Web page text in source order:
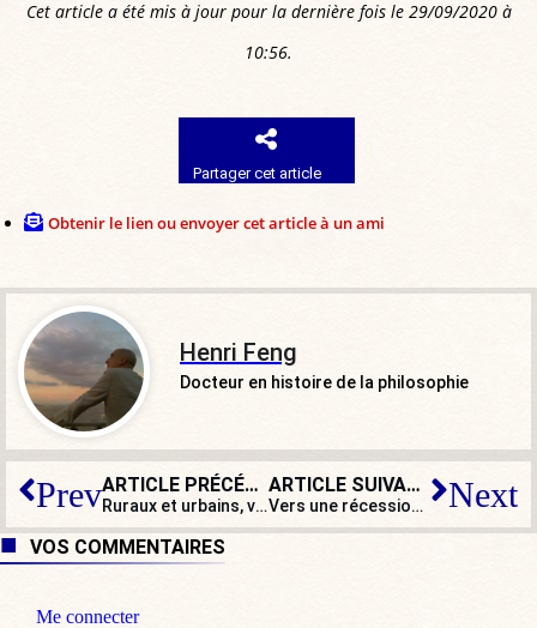
Cet article a été mis à jour pour la dernière fois le 29/09/2020 à
10:56.
Partager cet article
Obtenir le lien ou envoyer cet article à un ami
Henri Feng
Docteur en histoire de la philosophie
Prev ARTICLE PRÉCÉDENT
Ruraux et urbains, vers une convergence des luttes ?
ARTICLE SUIVANT
Vers une récession en double creux et un effondrement en 2021 ? Next
VOS COMMENTAIRES
Me connecter